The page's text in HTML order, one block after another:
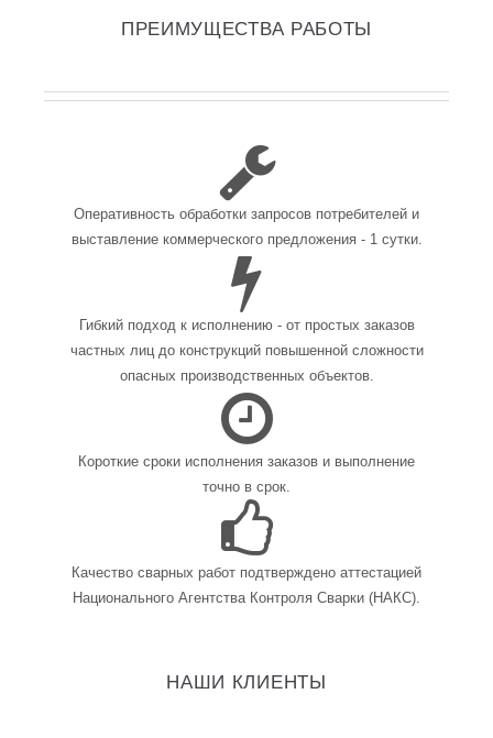
ПРЕИМУЩЕСТВА РАБОТЫ
Оперативность обработки запросов потребителей и
выставление коммерческого предложения - 1 сутки.
Гибкий подход к исполнению - от простых заказов
частных лиц до конструкций повышенной сложности
опасных производственных объектов.
Короткие сроки исполнения заказов и выполнение
точно в срок.
Качество сварных работ подтверждено аттестацией
Национального Агентства Контроля Сварки (НАКС).
НАШИ КЛИЕНТЫ